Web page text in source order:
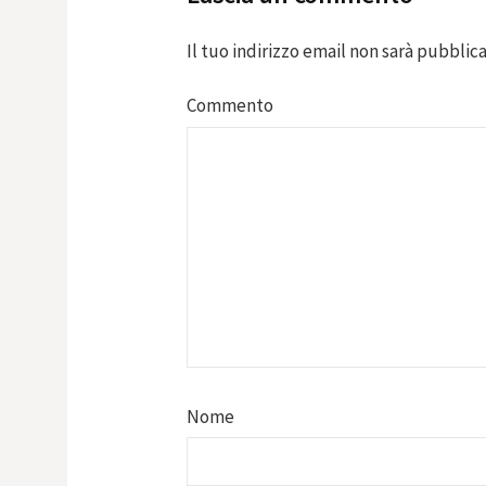
Il tuo indirizzo email non sarà
Commento
Nome